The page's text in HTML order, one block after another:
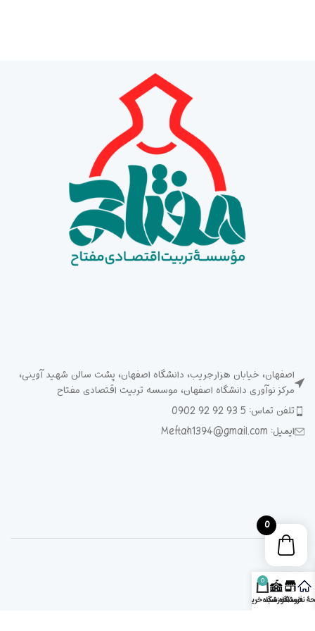
اصفهان، خیابان هزارجریب، دانشگاه اصفهان، پشت سالن شهید آوینی،
مرکز نوآوری دانشگاه اصفهان، موسسه تربیت اقتصادی مفتاح
تلفن تماس: 5 93 92 92 0902
ایمیل: Meftah1394@gmail.com
0
نخست
فروشگاهآموزشگاه
0
سبد خرید